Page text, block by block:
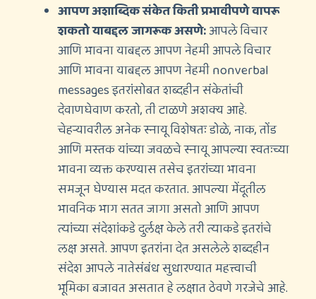
आपण अशाब्दिक संकेत किती प्रभावीपणे वापरू
शकतो याबद्दल जागरूक असणे:आपले विचार
आणि भावना याबद्दल आपण नेहमी आपले विचार
आणि भावना याबद्दल आपण नेहमीnonverbal
messagesइतरांसोबत शब्दहीन संकेतांची
देवाणघेवाण करतो, ती टाळणे अशक्य आहे.
चेहर्‍यावरील अनेक स्नायू विशेषतः डोळे, नाक, तोंड
आणि मस्तक यांच्या जवळचे स्नायू आपल्या स्वतःच्या
भावना व्यक्त करण्यास तसेच इतरांच्या भावना
समजून घेण्यास मदत करतात. आपल्या मेंदूतील
भावनिक भाग सतत जागा असतो आणि आपण
त्यांच्या संदेशांकडे दुर्लक्ष केले तरी त्याकडे इतरांचे
लक्ष असते. आपण इतरांना देत असलेले शब्दहीन
संदेश आपले नातेसंबंध सुधारण्यात महत्त्वाची
भूमिका बजावत असतात हे लक्षात ठेवणे गरजेचे आहे.